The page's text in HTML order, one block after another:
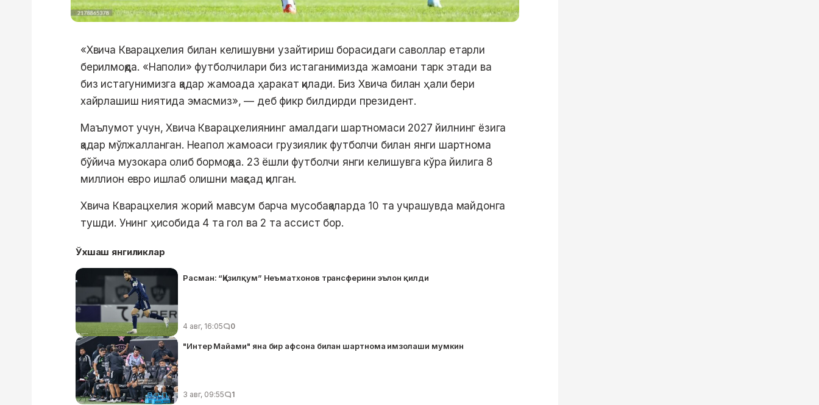
«Хвича Кварацхелия билан келишувни узайтириш борасидаги саволлар етарли
берилмоқда. «Наполи» футболчилари биз истаганимизда жамоани тарк этади ва
биз истагунимизга қадар жамоада ҳаракат қилади. Биз Хвича билан ҳали бери
хайрлашиш ниятида эмасмиз», — деб фикр билдирди президент.
Маълумот учун, Хвича Кварацхелиянинг амалдаги шартномаси 2027 йилнинг ёзига
қадар мўлжалланган. Неапол жамоаси грузиялик футболчи билан янги шартнома
бўйича музокара олиб бормоқда. 23 ёшли футболчи янги келишувга кўра йилига 8
миллион евро ишлаб олишни мақсад қилган.
Хвича Кварацхелия жорий мавсум барча мусобақаларда 10 та учрашувда майдонга
тушди. Унинг ҳисобида 4 та гол ва 2 та ассист бор.
Ўхшаш янгиликлар
Расман: “Қизилқум” Неъматхонов трансферини эълон қилди
4 авг, 16:05 0
"Интер Майами" яна бир афсона билан шартнома имзолаши мумкин
3 авг, 09:55 1